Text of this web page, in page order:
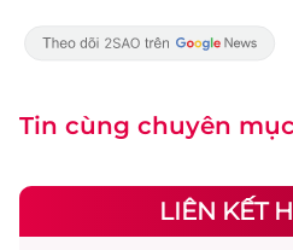
Tin cùng chuyên mục
LIÊN KẾT